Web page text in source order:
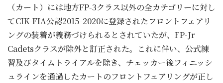
（カート）には地方FP-3クラス以外の全カテゴリーに対し
てCIK-FIA公認2015-2020に登録されたフロントフェアリ
ングの装着が義務づけられるとされていたが、FP-Jr
Cadetsクラスが除外と訂正された。これに伴い、公式練
習及びタイムトライアルを除き、チェッカー後フィニッシ
ュラインを通過したカートのフロントフェアリングが正し